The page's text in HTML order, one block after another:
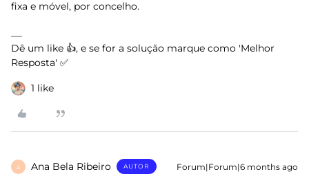
fixa e móvel, por concelho.
Dê um like 👍, e se for a solução marque como 'Melhor
Resposta' ✅
1 like
A Ana Bela Ribeiro AUTOR Forum|Forum|6 months ago